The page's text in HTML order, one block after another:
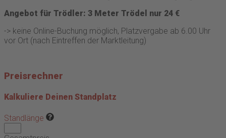
Angebot für Trödler: 3 Meter Trödel nur 24 €
-> keine Online-Buchung möglich, Platzvergabe ab 6.00 Uhr
vor Ort (nach Eintreffen der Marktleitung)
Preisrechner
Kalkuliere Deinen Standplatz
Standlänge